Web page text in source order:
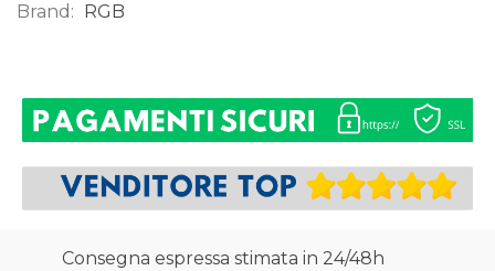
Brand:
RGB
Consegna espressa stimata in 24/48h